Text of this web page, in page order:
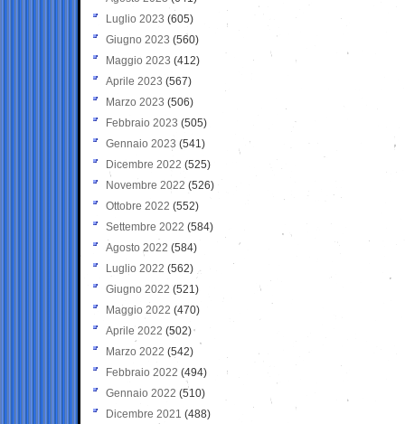
Luglio 2023 (605)
Giugno 2023 (560)
Maggio 2023 (412)
Aprile 2023 (567)
Marzo 2023 (506)
Febbraio 2023 (505)
Gennaio 2023 (541)
Dicembre 2022 (525)
Novembre 2022 (526)
Ottobre 2022 (552)
Settembre 2022 (584)
Agosto 2022 (584)
Luglio 2022 (562)
Giugno 2022 (521)
Maggio 2022 (470)
Aprile 2022 (502)
Marzo 2022 (542)
Febbraio 2022 (494)
Gennaio 2022 (510)
Dicembre 2021 (488)